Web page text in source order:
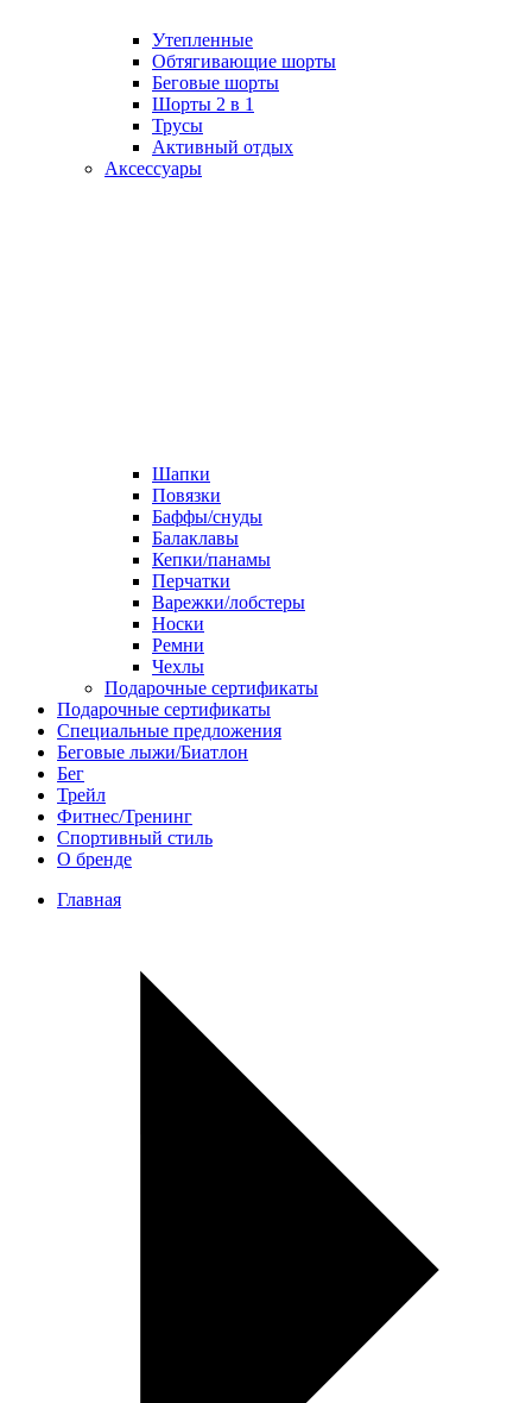
Утепленные
Обтягивающие шорты
Беговые шорты
Шорты 2 в 1
Трусы
Активный отдых
Аксессуары
Шапки
Повязки
Баффы/снуды
Балаклавы
Кепки/панамы
Перчатки
Варежки/лобстеры
Носки
Ремни
Чехлы
Подарочные сертификаты
Подарочные сертификаты
Специальные предложения
Беговые лыжи/Биатлон
Бег
Трейл
Фитнес/Тренинг
Спортивный стиль
О бренде
Главная